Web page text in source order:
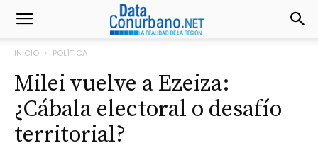
INICIO POLÍTICA
Milei vuelve a Ezeiza:
¿Cábala electoral o desafío
territorial?